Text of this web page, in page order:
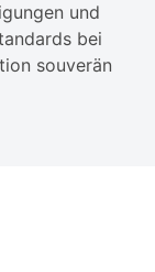
und
bei
souverän